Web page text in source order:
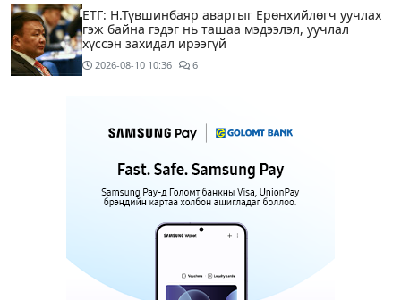
ЕТГ: Н.Түвшинбаяр аваргыг Ерөнхийлөгч уучлах
гэж байна гэдэг нь ташаа мэдээлэл, уучлал
хүссэн захидал ирээгүй
2026-08-10 10:36 6
хязгаарлалтаар хөдөлгөөнд оролцоно
Нийслэлийн цэцэрлэгийн цахим бүртгэл эхэллээ
09:20 1